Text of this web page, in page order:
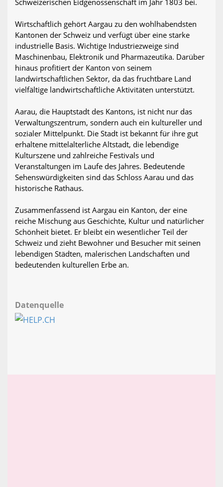
Schweizerischen Eidgenossenschaft im Jahr 1803 bei.
Wirtschaftlich gehört Aargau zu den wohlhabendsten
Kantonen der Schweiz und verfügt über eine starke
industrielle Basis. Wichtige Industriezweige sind
Maschinenbau, Elektronik und Pharmazeutika. Darüber
hinaus profitiert der Kanton von seinem
landwirtschaftlichen Sektor, da das fruchtbare Land
vielfältige landwirtschaftliche Aktivitäten unterstützt.
Aarau, die Hauptstadt des Kantons, ist nicht nur das
Verwaltungszentrum, sondern auch ein kultureller und
sozialer Mittelpunkt. Die Stadt ist bekannt für ihre gut
erhaltene mittelalterliche Altstadt, die lebendige
Kulturszene und zahlreiche Festivals und
Veranstaltungen im Laufe des Jahres. Bedeutende
Sehenswürdigkeiten sind das Schloss Aarau und das
historische Rathaus.
Zusammenfassend ist Aargau ein Kanton, der eine
reiche Mischung aus Geschichte, Kultur und natürlicher
Schönheit bietet. Er bleibt ein wesentlicher Teil der
Schweiz und zieht Bewohner und Besucher mit seinen
lebendigen Städten, malerischen Landschaften und
bedeutenden kulturellen Erbe an.
Datenquelle